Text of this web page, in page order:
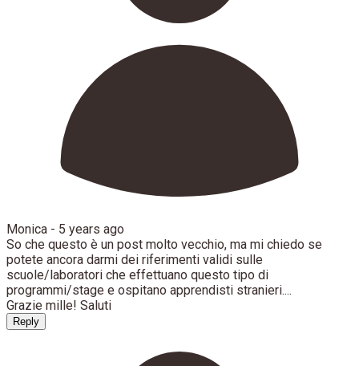
Monica - 5 years ago
So che questo è un post molto vecchio, ma mi chiedo se
potete ancora darmi dei riferimenti validi sulle
scuole/laboratori che effettuano questo tipo di
programmi/stage e ospitano apprendisti stranieri....
Grazie mille! Saluti
Reply